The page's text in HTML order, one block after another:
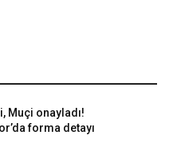
Muçi onayladı!
forma detayı